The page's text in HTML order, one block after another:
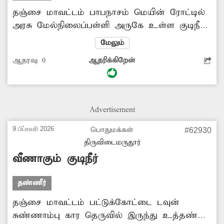
தஞ்சை மாவட்டம் பாபநாசம் மெயின் ரோட்டில்
அரசு மேல்நிலைப்பள்ளி அருகே உள்ள குடிநீர்
குழாய் உடைப்பு ஏற்பட்டு பல மாதமாக குடிநீர்
வீணாக சாலையில் ஓடுகிறது. இதனால்
சாலையில் தண்ணீர் தேங்கி கொசுக்கள்
உற்பத்தியாகிறது. இது குறித்து சம்பந்தபட்ட
இது வரை நடவடிக்கை இல்லை . எனவே
வேண்டும் என்று பொதுமக்கள் கோரிக்கை
விடுத்துள்ளனர். பொதுமக்கள், பாபநாசம்
மேலும்
ஆதரவு: 0 ஆதரிக்கிறேன்
Advertisement
9 பிப்ரவரி 2026
பொதுமக்கள்
திருவிடைமருதூர்
#62930
வீணாகும் குடிநீர்
தண்ணீர்
தஞ்சை மாவட்டம் பட்டுக்கோட்டை டவுன்
சுண்ணாம்பு கார தெருவில் இருந்து உத்தண்டி